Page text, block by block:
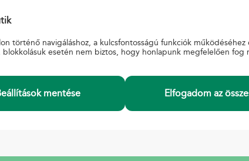
történő navigáláshoz, a kulcsfontosságú funkciók működéséhez
blokkolásuk esetén nem biztos, hogy honlapunk megfelelően fog
mentése Elfogadom az
Karrier
Akadálymentesített posták
Hivatali tárhely üzemzavar, üzemszünet.
Információátadási Szabályzat együttműködő
Egyéb